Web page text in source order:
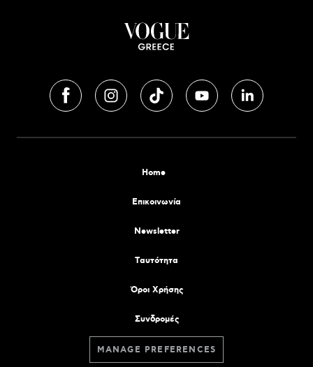
Home
Επικοινωνία
Newsletter
Tαυτότητα
Όροι Χρήσης
Συνδρομές
MANAGE PREFERENCES